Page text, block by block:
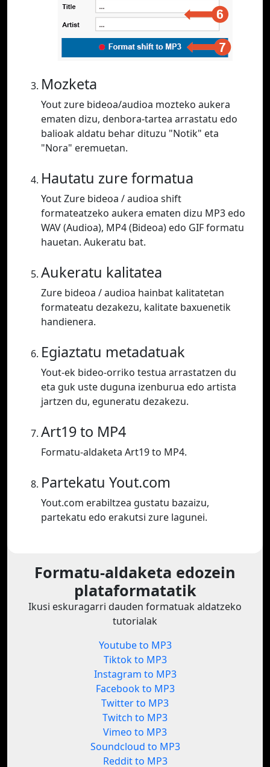
Mozketa
Yout zure bideoa/audioa mozteko aukera
ematen dizu, denbora-tartea arrastatu edo
balioak aldatu behar dituzu "Notik" eta
"Nora" eremuetan.
Hautatu zure formatua
Yout Zure bideoa / audioa shift
formateatzeko aukera ematen dizu MP3 edo
WAV (Audioa), MP4 (Bideoa) edo GIF formatu
hauetan. Aukeratu bat.
Aukeratu kalitatea
Zure bideoa / audioa hainbat kalitatetan
formateatu dezakezu, kalitate baxuenetik
handienera.
Egiaztatu metadatuak
Yout-ek bideo-orriko testua arrastatzen du
eta guk uste duguna izenburua edo artista
jartzen du, eguneratu dezakezu.
Art19 to MP4
Formatu-aldaketa Art19 to MP4.
Partekatu Yout.com
Yout.com erabiltzea gustatu bazaizu,
partekatu edo erakutsi zure lagunei.
Formatu-aldaketa edozein
plataformatatik
Ikusi eskuragarri dauden formatuak aldatzeko
tutorialak
Youtube to MP3
Tiktok to MP3
Instagram to MP3
Facebook to MP3
Twitter to MP3
Twitch to MP3
Vimeo to MP3
Soundcloud to MP3
Reddit to MP3